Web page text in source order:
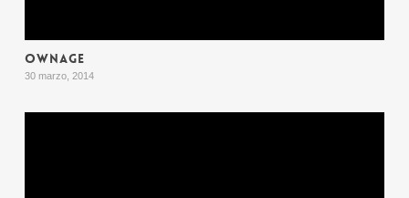
OWNAGE
30 marzo, 2014